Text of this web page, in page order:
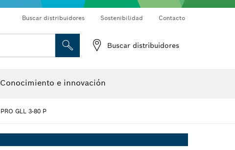
Buscar distribuidores Sostenibilidad Contacto
Buscar distribuidores
Conocimiento e innovación
PRO GLL 3-80 P